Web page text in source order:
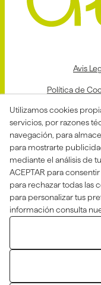
Avis
Política de
Aquesta actuació
Departament
Social Europeu
Europea a la
Utilizamos cookies
servicios, por razones
navegación, para
para mostrarte
mediante el análisis de
ACEPTAR para
para rechazar todas las
para personalizar tus
información consulta